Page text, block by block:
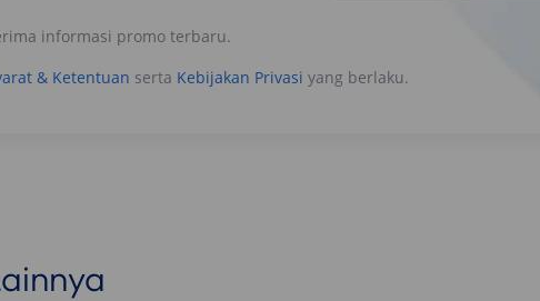
informasi promo terbaru.
& Ketentuan serta Kebijakan Privasi yang berlaku.